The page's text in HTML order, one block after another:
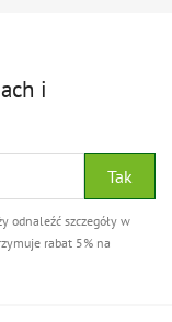
i
odnaleźć szczegóły w
rabat 5% na